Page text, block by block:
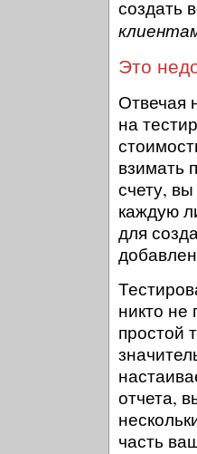
создать
Это
Отвечая
на
взимать
счету,
каждую
для
никто не
простой
отчета,
часть